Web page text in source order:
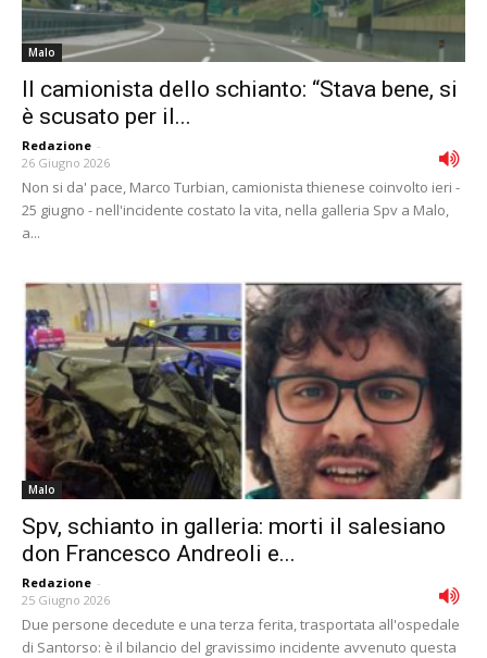
Malo
Il camionista dello schianto: “Stava bene, si
è scusato per il...
Redazione -
26 Giugno 2026
Non si da' pace, Marco Turbian, camionista thienese coinvolto ieri -
25 giugno - nell'incidente costato la vita, nella galleria Spv a Malo,
a...
Malo
Spv, schianto in galleria: morti il salesiano
don Francesco Andreoli e...
Redazione -
25 Giugno 2026
Due persone decedute e una terza ferita, trasportata all'ospedale
di Santorso: è il bilancio del gravissimo incidente avvenuto questa